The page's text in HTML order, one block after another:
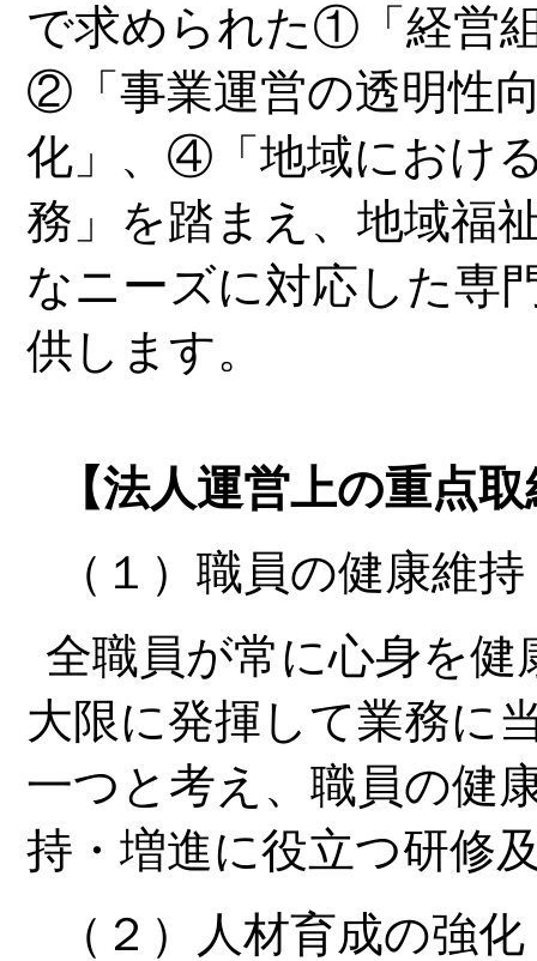
で求められた①「経営
②「事業運営の透明性
化」、④「地域におけ
務」を踏まえ、地域福
なニーズに対応した専
供します。
【法人運営上の重点
（１）職員の健康維持
全職員が常に心身を
大限に発揮して業務に
一つと考え、職員の健
持・増進に役立つ研修
（２）人材育成の強化